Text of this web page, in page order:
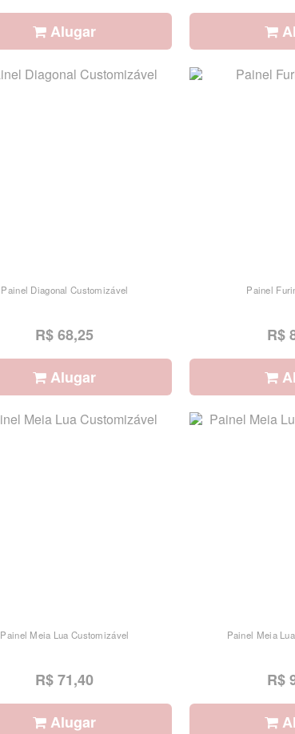
Alugar
Painel Diagonal Customizável
R$ 68,25
Alugar
Painel
R$
Painel Meia Lua Customizável
R$ 71,40
Alugar
Painel Meia
R$